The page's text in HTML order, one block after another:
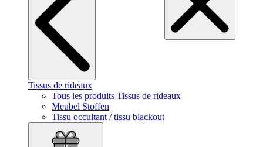
Tissus de rideaux
Tous les produits Tissus de rideaux
Meubel Stoffen
Tissu occultant / tissu blackout